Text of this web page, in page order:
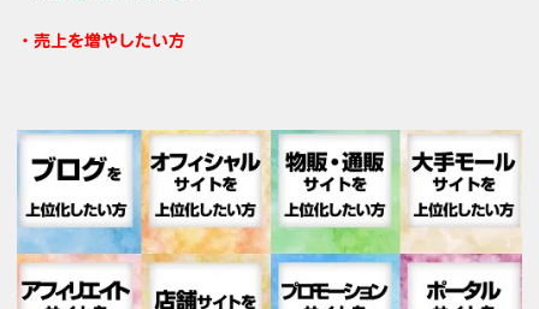
・売上を増やしたい方